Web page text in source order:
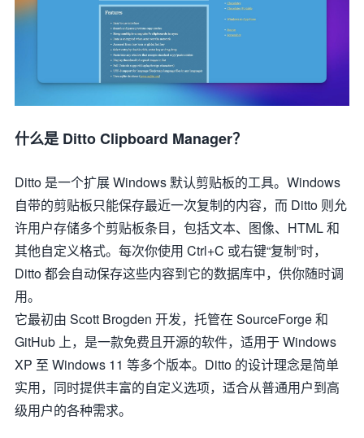
什么是 Ditto Clipboard Manager？
Ditto 是一个扩展 Windows 默认剪贴板的工具。Windows
自带的剪贴板只能保存最近一次复制的内容，而 Ditto 则允
许用户存储多个剪贴板条目，包括文本、图像、HTML 和
其他自定义格式。每次你使用 Ctrl+C 或右键“复制”时，
Ditto 都会自动保存这些内容到它的数据库中，供你随时调
用。
它最初由 Scott Brogden 开发，托管在 SourceForge 和
GitHub 上，是一款免费且开源的软件，适用于 Windows
XP 至 Windows 11 等多个版本。Ditto 的设计理念是简单
实用，同时提供丰富的自定义选项，适合从普通用户到高
级用户的各种需求。